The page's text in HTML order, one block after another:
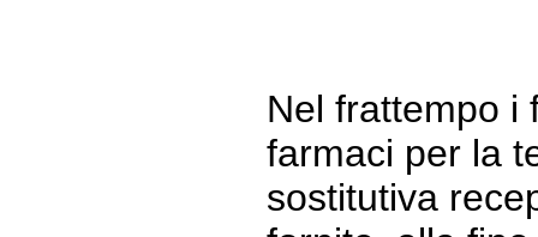
Nel frattempo i
farmaci per la
sostitutiva